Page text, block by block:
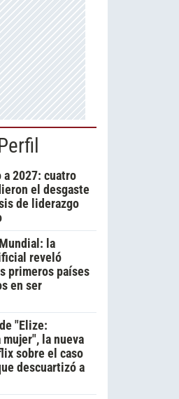
a 2027: cuatro
el desgaste
de liderazgo
la
reveló
primeros países
en ser
"Elize:
mujer", la nueva
sobre el caso
descuartizó a